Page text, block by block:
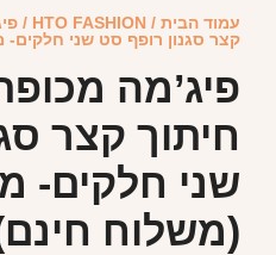
עמוד הבית /
HTO FASHION
/
קצר סגנון רופף סט שני
פיג’מה
חיתוך קצר
שני חלקים-
(משלוח